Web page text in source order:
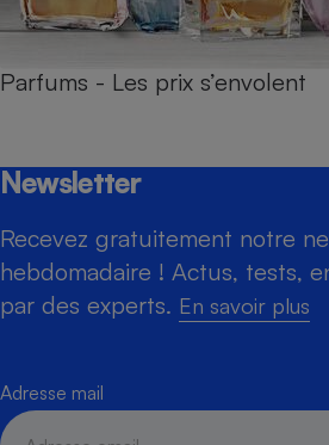
Parfums - Les prix s’envolent
Newsletter
Recevez gratuitement notre
hebdomadaire ! Actus, tests,
par des experts. En savoir plus
Adresse mail